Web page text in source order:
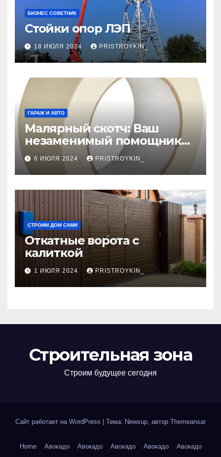
БИЗНЕС СОВЕТНИК
Стойки опор ЛЭП
18 ИЮЛЯ 2024 PRISTROYKIN_
ГАРАЖ И АВТО
Малярный скотч: Ваш
незаменимый помощник
при ремонтных работах
6 ИЮЛЯ 2024 PRISTROYKIN_
СТРОИМ ДОМ САМИ
Откатные ворота с
калиткой
1 ИЮЛЯ 2024 PRISTROYKIN_
Строительная зона
Строим будущее сегодня
Сайт работает на WordPress Тема: Newsup, автор Themeansar
Home Авокадо Авокадо Авокадо Авокадо Авокадо